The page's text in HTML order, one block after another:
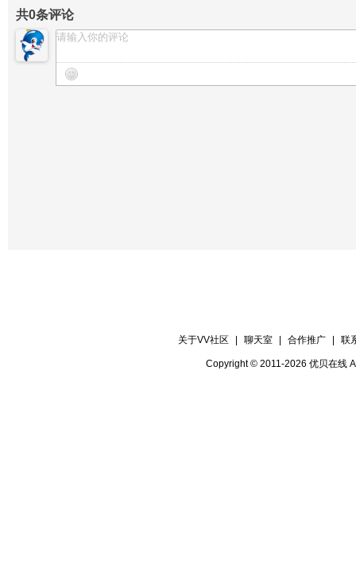
共0条评论
关于VV社区 聊天室 合作推广 联
Copyright © 2011-2026 优贝在线